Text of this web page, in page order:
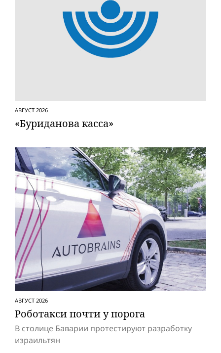
АВГУСТ 2026
«Буриданова касса»
АВГУСТ 2026
Роботакси почти у порога
В столице Баварии протестируют разработку
израильтян